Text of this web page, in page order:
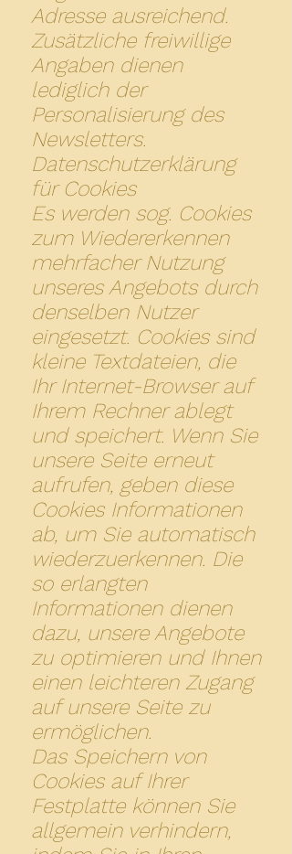
Adresse ausreichend.
Zusätzliche freiwillige
Angaben dienen
lediglich der
Personalisierung des
Newsletters.
Datenschutzerklärung
für Cookies
Es werden sog. Cookies
zum Wiedererkennen
mehrfacher Nutzung
unseres Angebots durch
denselben Nutzer
eingesetzt. Cookies sind
kleine Textdateien, die
Ihr Internet-Browser auf
Ihrem Rechner ablegt
und speichert. Wenn Sie
unsere Seite erneut
aufrufen, geben diese
Cookies Informationen
ab, um Sie automatisch
wiederzuerkennen. Die
so erlangten
Informationen dienen
dazu, unsere Angebote
zu optimieren und Ihnen
einen leichteren Zugang
auf unsere Seite zu
ermöglichen.
Das Speichern von
Cookies auf Ihrer
Festplatte können Sie
allgemein verhindern,